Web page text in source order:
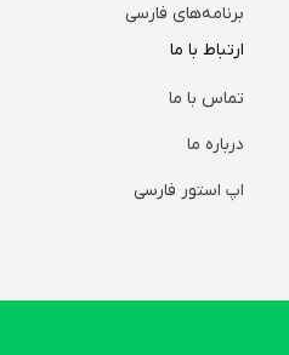
برنامه‌های فارسی
ارتباط با ما
تماس با ما
درباره ما
اپ استور فارسی